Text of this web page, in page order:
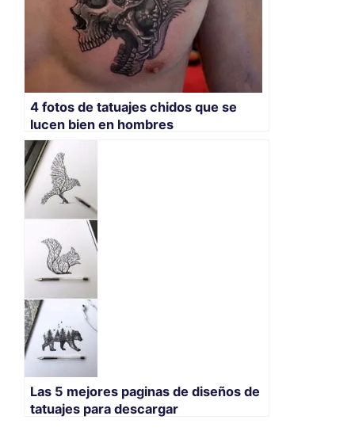
4 fotos de tatuajes chidos que se
lucen bien en hombres
Las 5 mejores paginas de diseños de
tatuajes para descargar